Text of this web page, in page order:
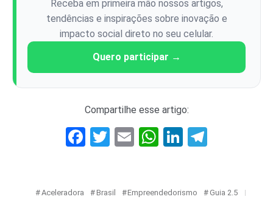
Receba em primeira mão nossos artigos,
tendências e inspirações sobre inovação e
impacto social direto no seu celular.
Quero participar →
Compartilhe esse artigo:
Facebook
Twitter
EmailWhatsApp
LinkedIn
Aceleradora Brasil Empreendedorismo Guia 2.5